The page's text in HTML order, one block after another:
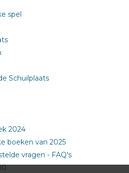
spel
Schuilplaats
2024
boeken van 2025
vragen - FAQ's